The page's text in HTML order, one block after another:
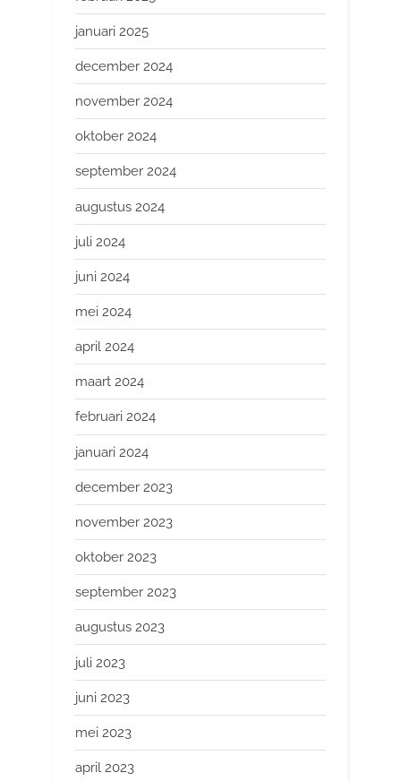
januari 2025
december 2024
november 2024
oktober 2024
september 2024
augustus 2024
juli 2024
juni 2024
mei 2024
april 2024
maart 2024
februari 2024
januari 2024
december 2023
november 2023
oktober 2023
september 2023
augustus 2023
juli 2023
juni 2023
mei 2023
april 2023